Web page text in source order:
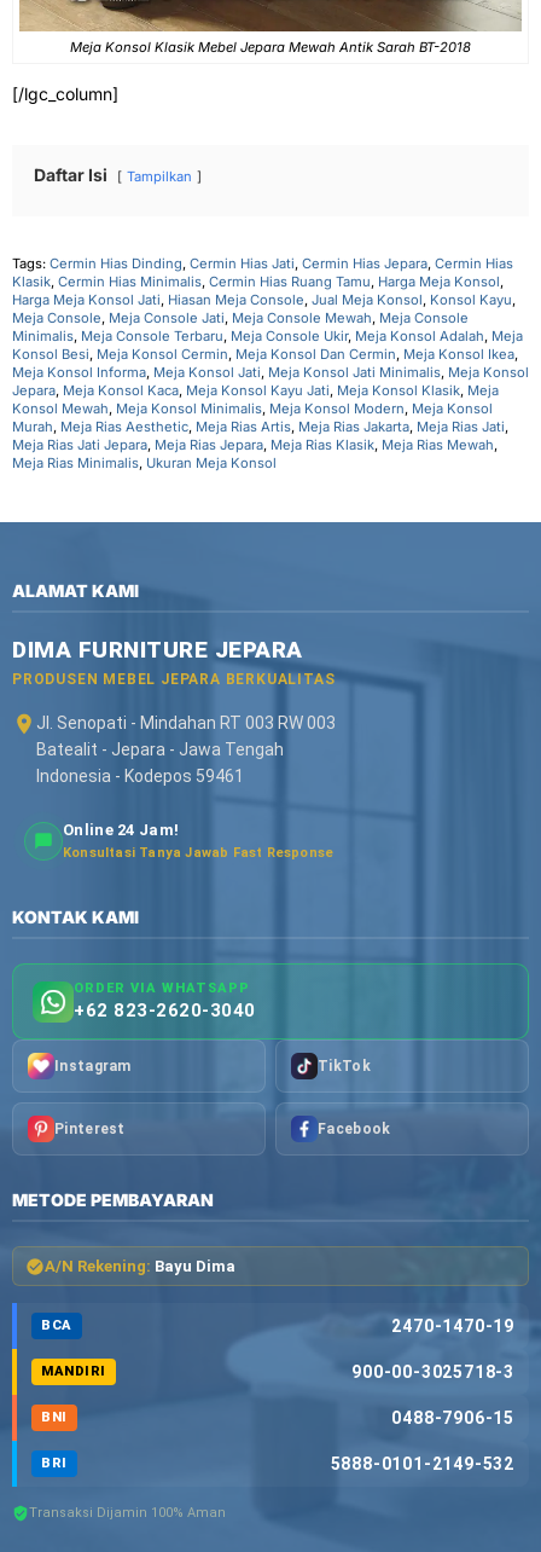
Meja Konsol Klasik Mebel Jepara Mewah Antik Sarah BT-2018
[/lgc_column]
Daftar Isi Tampilkan
Tags: Cermin Hias Dinding, Cermin Hias Jati, Cermin Hias Jepara, Cermin Hias
Klasik, Cermin Hias Minimalis, Cermin Hias Ruang Tamu, Harga Meja Konsol,
Harga Meja Konsol Jati, Hiasan Meja Console, Jual Meja Konsol, Konsol Kayu,
Meja Console, Meja Console Jati, Meja Console Mewah, Meja Console
Minimalis, Meja Console Terbaru, Meja Console Ukir, Meja Konsol Adalah, Meja
Konsol Besi, Meja Konsol Cermin, Meja Konsol Dan Cermin, Meja Konsol Ikea,
Meja Konsol Informa, Meja Konsol Jati, Meja Konsol Jati Minimalis, Meja Konsol
Jepara, Meja Konsol Kaca, Meja Konsol Kayu Jati, Meja Konsol Klasik, Meja
Konsol Mewah, Meja Konsol Minimalis, Meja Konsol Modern, Meja Konsol
Murah, Meja Rias Aesthetic, Meja Rias Artis, Meja Rias Jakarta, Meja Rias Jati,
Meja Rias Jati Jepara, Meja Rias Jepara, Meja Rias Klasik, Meja Rias Mewah,
Meja Rias Minimalis, Ukuran Meja Konsol
ALAMAT KAMI
DIMA FURNITURE JEPARA
PRODUSEN MEBEL JEPARA BERKUALITAS
Jl. Senopati - Mindahan RT 003 RW 003
Batealit - Jepara - Jawa Tengah
Indonesia - Kodepos 59461
Online 24 Jam!
Konsultasi Tanya Jawab Fast Response
KONTAK KAMI
ORDER VIA WHATSAPP
+62 823-2620-3040
Instagram TikTok
Pinterest Facebook
METODE PEMBAYARAN
A/N Rekening: Bayu Dima
BCA 2470-1470-19
MANDIRI 900-00-3025718-3
BNI 0488-7906-15
BRI 5888-0101-2149-532
Transaksi Dijamin 100% Aman